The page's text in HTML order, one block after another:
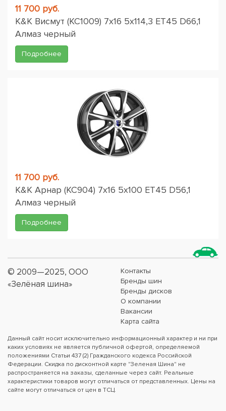
11 700 руб.
K&K Висмут (КС1009) 7x16 5x114,3 ET45 D66,1
Алмаз черный
Подробнее
11 700 руб.
K&K Арнар (КС904) 7x16 5x100 ET45 D56,1
Алмаз черный
Подробнее
© 2009—2025, ООО
«Зелёная шина»
Контакты
Бренды шин
Бренды дисков
О компании
Вакансии
Карта сайта
Данный сайт носит исключительно информационный характер и ни при
каких условиях не является публичной офертой, определяемой
положениями Статьи 437 (2) Гражданского кодекса Российской
Федерации. Скидка по дисконтной карте "Зеленая Шина" не
распространяется на заказы, сделанные через сайт. Реальные
характеристики товаров могут отличаться от представленных. Цены на
сайте могут отличаться от цен в ТСЦ.